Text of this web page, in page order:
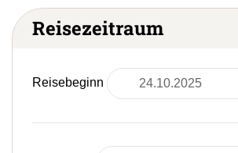
Reisezeitraum
Reisebeginn